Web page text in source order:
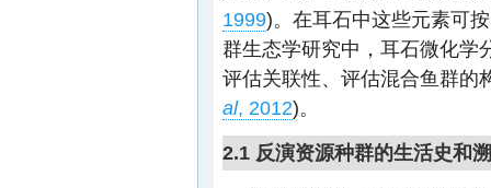
1999)。在耳石中这些元素可
群生态学研究中，耳石微化学
评估关联性、评估混合鱼群的
al, 2012)。
2.1 反演资源种群的生活史和